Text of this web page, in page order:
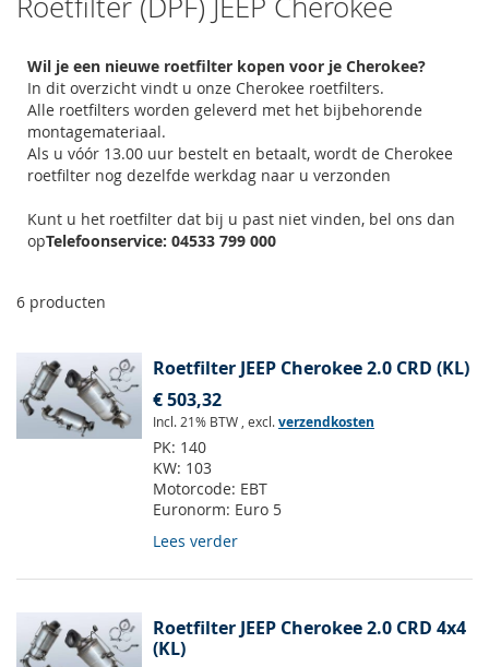
Wil je een nieuwe roetfilter kopen voor je Cherokee?
In dit overzicht vindt u onze Cherokee roetfilters.
Alle roetfilters worden geleverd met het bijbehorende
montagemateriaal.
Als u vóór 13.00 uur bestelt en betaalt, wordt de Cherokee
roetfilter nog dezelfde werkdag naar u verzonden
Kunt u het roetfilter dat bij u past niet vinden, bel ons dan
opTelefoonservice: 04533 799 000
6 producten
Roetfilter JEEP Cherokee 2.0 CRD (KL)
€ 503,32
Incl. 21% BTW , excl.verzendkosten
PK: 140
KW: 103
Motorcode: EBT
Euronorm: Euro 5
Lees verder
Roetfilter JEEP Cherokee 2.0 CRD 4x4
(KL)